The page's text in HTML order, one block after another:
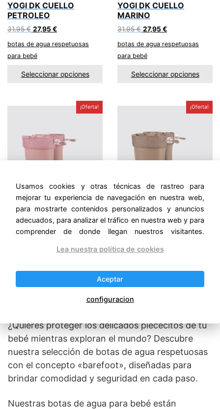
YOGI DK CUELLO
PETROLEO
31,95€ El
original
era:
27,95€El
actual
botas de agua respetuosas
para bebé
Seleccionar opciones
YOGI DK CUELLO
MARINO
31,95€ El
original
era:
27,95€El
actual
botas de agua respetuosas
para bebé
Seleccionar opciones
¡Oferta!
YOGI DK CUELLO ROSA
31,95€El
precio
27,95€ El
precio
es:
¡Oferta!
YOGI DK CUELLO
ELMWOOD
31,95€El
original
31,95 €.
27,95€
El
27,95 €.
botas de agua respetuosas
¿Quieres proteger los delicados piececitos de tu
bebé mientras exploran el mundo? Descubre
nuestra selección de botas de agua respetuosas
con el concepto «barefoot», diseñadas para
brindar comodidad y seguridad en cada paso.
Nuestras botas de agua para bebé están
Usamos cookies y otras técnicas de rastreo para
mejorar tu experiencia de navegación en nuestra web,
para mostrarte contenidos personalizados y anuncios
adecuados, para analizar el tráfico en nuestra web y para
comprender de donde llegan nuestros visitantes.
Lea nuestra política de cookies
Aceptar
configuracion